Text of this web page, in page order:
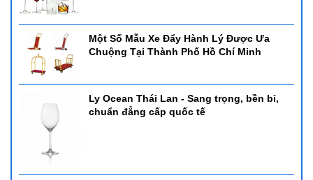
Một Số Mẫu Xe Đẩy Hành Lý Được Ưa
Chuộng Tại Thành Phố Hồ Chí Minh
Ly Ocean Thái Lan - Sang trọng, bền bỉ,
chuẩn đẳng cấp quốc tế